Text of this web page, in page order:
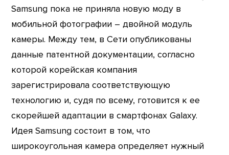
Samsung пока не приняла новую моду в
мобильной фотографии – двойной модуль
камеры. Между тем, в Сети опубликованы
данные патентной документации, согласно
которой корейская компания
зарегистрировала соответствующую
технологию и, судя по всему, готовится к ее
скорейшей адаптации в смартфонах Galaxy.
Идея Samsung состоит в том, что
широкоугольная камера определяет нужный